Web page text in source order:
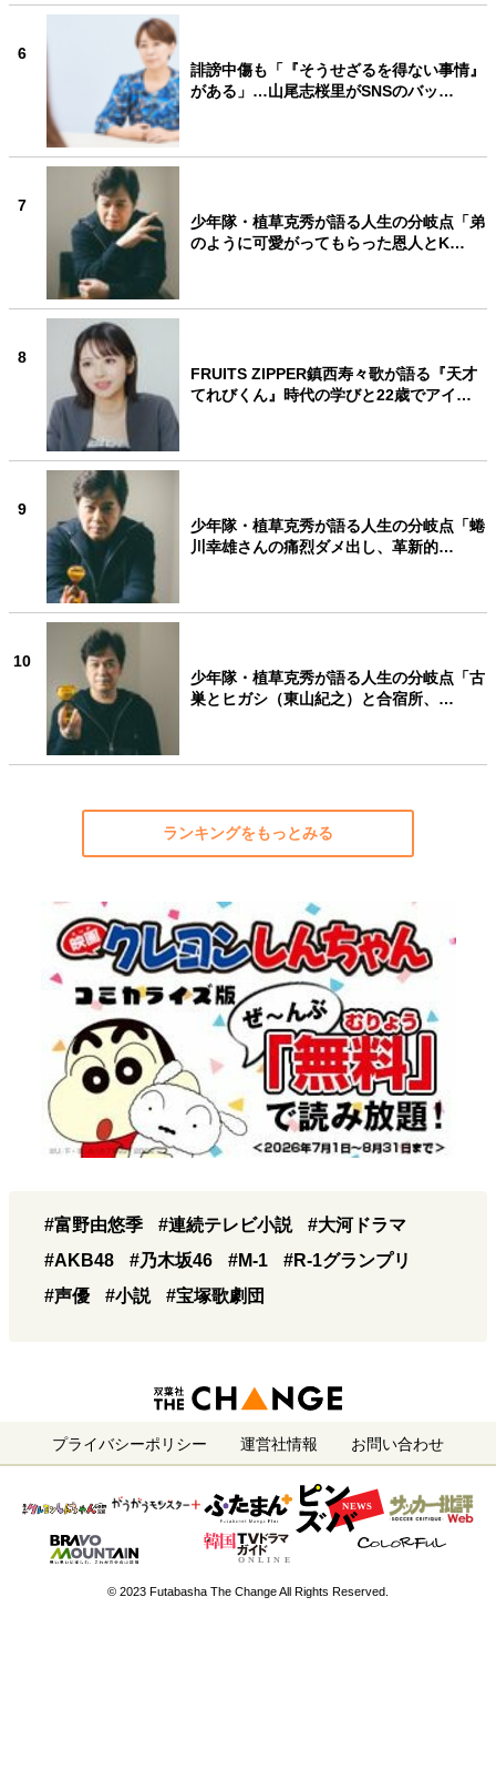
6
誹謗中傷も「『そうせざるを得ない事情』
がある」…山尾志桜里がSNSのバッ…
7
少年隊・植草克秀が語る人生の分岐点「弟
のように可愛がってもらった恩人とK…
8
FRUITS ZIPPER鎮西寿々歌が語る『天才
てれびくん』時代の学びと22歳でアイ…
9
少年隊・植草克秀が語る人生の分岐点「蜷
川幸雄さんの痛烈ダメ出し、革新的…
10
少年隊・植草克秀が語る人生の分岐点「古
巣とヒガシ（東山紀之）と合宿所、…
ランキングをもっとみる
#富野由悠季 #連続テレビ小説
#大河ドラマ
#AKB48
#乃木坂46 #M-1
#R-1グランプリ
#声優
#小説 #宝塚歌劇団
プライバシーポリシー 運営社情報 お問い合わせ
© 2023 Futabasha The Change All Rights Reserved.